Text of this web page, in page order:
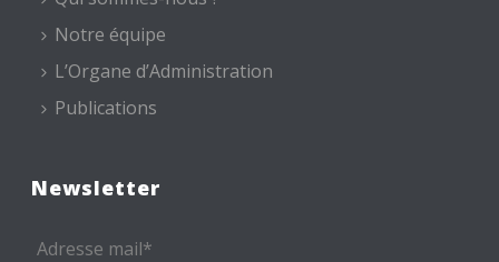
Notre équipe
L’Organe d’Administration
Publications
Newsletter
Adresse mail*